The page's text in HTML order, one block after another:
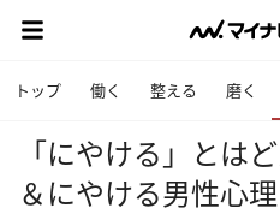
トップ 働く 整える 磨く
「にやける」と
＆にやける男性心